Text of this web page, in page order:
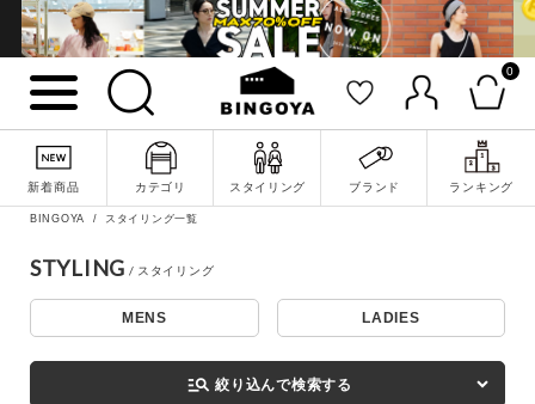
0
新着商品 カテゴリ スタイリング ブランド ランキング
詳細検索
キーワード
BINGOYA スタイリング一覧
STYLING
MENS LADIES
manage_search 絞り込んで検索する